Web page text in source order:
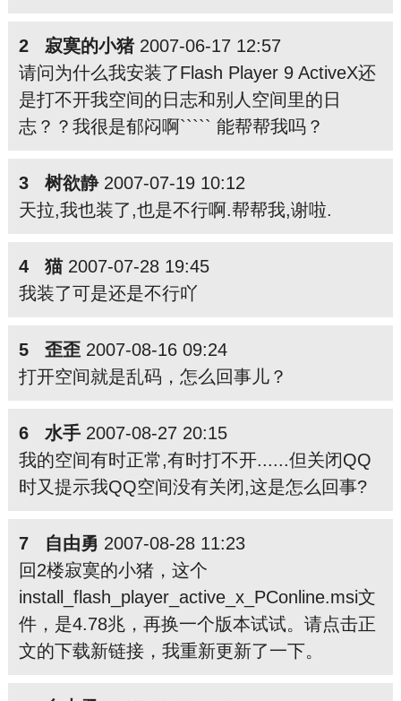
2 寂寞的小猪2007-06-17 12:57
请问为什么我安装了Flash Player 9 ActiveX还
是打不开我空间的日志和别人空间里的日
志？？我很是郁闷啊````` 能帮帮我吗？
3 树欲静2007-07-19 10:12
天拉,我也装了,也是不行啊.帮帮我,谢啦.
4 猫2007-07-28 19:45
我装了可是还是不行吖
5 歪歪2007-08-16 09:24
打开空间就是乱码，怎么回事儿？
6 水手2007-08-27 20:15
我的空间有时正常,有时打不开......但关闭QQ
时又提示我QQ空间没有关闭,这是怎么回事?
7 自由勇 2007-08-28 11:23
回2楼寂寞的小猪，这个
install_flash_player_active_x_PConline.msi文
件，是4.78兆，再换一个版本试试。请点击正
文的下载新链接，我重新更新了一下。